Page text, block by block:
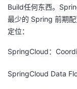
程
认
的
我
支
声
Build任何东西。
最少的 Spring 前期
定位：
SpringCloud：
SpringCloud Data